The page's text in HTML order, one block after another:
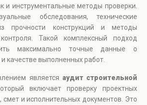
и инструментальные методы проверки.
обследования, технические
прочности конструкций и методы
Такой комплексный подход
максимально точные данные о
качестве выполненных работ.
является аудит строительной
включает проверку проектных
смет и исполнительных документов. Это